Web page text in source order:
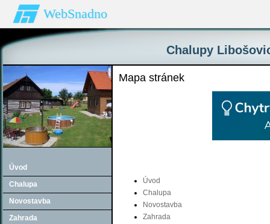
WebSnadno
Chalupy
Úvod
Chalupa
Novostavba
Zahrada
Mapa stránek
Úvod
Chalupa
Novostavba
Zahrada